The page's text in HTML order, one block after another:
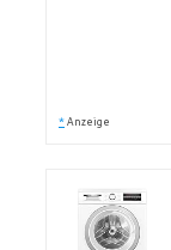
* Anzeige